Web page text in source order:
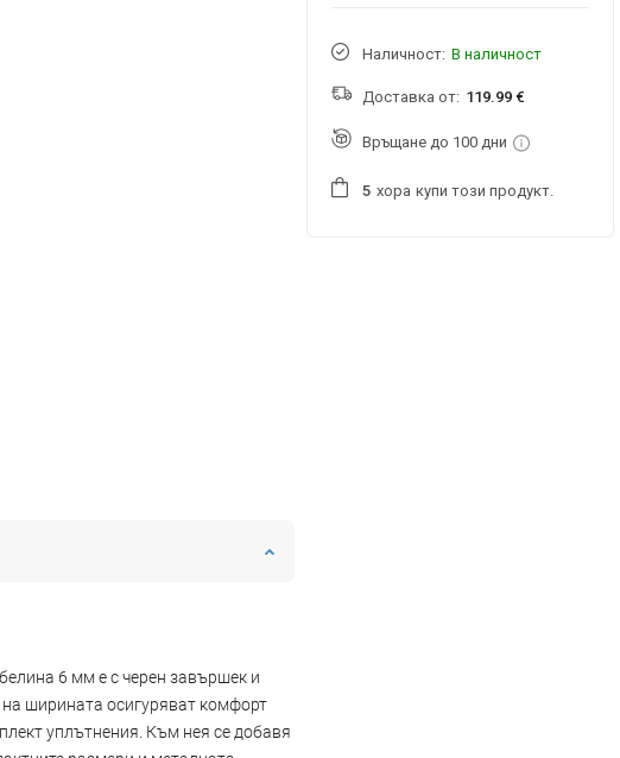
6 мм е с черен завършек и
ширината осигуряват комфорт
уплътнения. Към нея се добавя
Наличност: В наличност
Доставка от: 119.99 €
Връщане до 100 дни
5 хора купи този продукт.